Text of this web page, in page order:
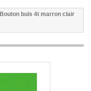
Bouton buis 4t marron clair